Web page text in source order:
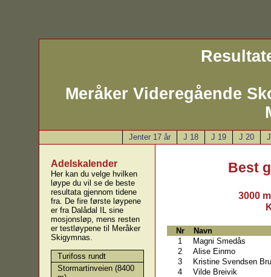
Meråker Videregående
Jenter 17 år J 18 J 19 J 20
Adelskalender
Her kan du velge hvilken
løype du vil se de beste
resultata gjennom tidene
fra. De fire første løypene
er fra Dalådal IL sine
mosjonsløp, mens resten
er testløypene til Meråker
Skigymnas.
Turifoss rundt
Stormartinveien (8400
Best
3000
Nr
Navn
1
Magni Smedås
2
Alise Einmo
3
Kristine Svendsen
4
Vilde Breivik